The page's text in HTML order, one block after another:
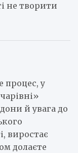
не творити
процес, у
й увага до
виростає
долаєте